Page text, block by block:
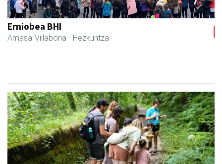
Zubimusu Ikastola
Amasa-Villabona - Hezkuntza
Previous Next